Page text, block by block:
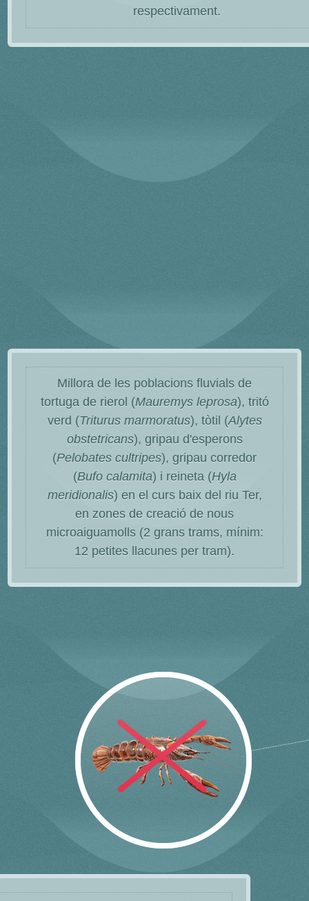
respectivament.
Millora de les poblacions fluvials de
tortuga de rierol (Mauremys leprosa), tritó
verd (Triturus marmoratus), tòtil (Alytes
obstetricans), gripau d'esperons
(Pelobates cultripes), gripau corredor
(Bufo calamita) i reineta (Hyla
meridionalis) en el curs baix del riu Ter,
en zones de creació de nous
microaiguamolls (2 grans trams, mínim:
12 petites llacunes per tram).